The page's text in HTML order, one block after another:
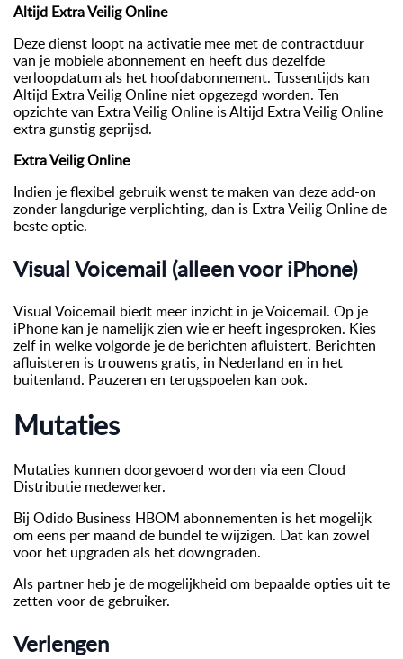
Altijd Extra Veilig Online
Deze dienst loopt na activatie mee met de contractduur
van je mobiele abonnement en heeft dus dezelfde
verloopdatum als het hoofdabonnement. Tussentijds kan
Altijd Extra Veilig Online niet opgezegd worden. Ten
opzichte van Extra Veilig Online is Altijd Extra Veilig Online
extra gunstig geprijsd.
Extra Veilig Online
Indien je flexibel gebruik wenst te maken van deze add-on
zonder langdurige verplichting, dan is Extra Veilig Online de
beste optie.
Visual Voicemail (alleen voor iPhone)
Visual Voicemail biedt meer inzicht in je Voicemail. Op je
iPhone kan je namelijk zien wie er heeft ingesproken. Kies
zelf in welke volgorde je de berichten afluistert. Berichten
afluisteren is trouwens gratis, in Nederland en in het
buitenland. Pauzeren en terugspoelen kan ook.
Mutaties
Mutaties kunnen doorgevoerd worden via een Cloud
Distributie medewerker.
Bij Odido Business HBOM abonnementen is het mogelijk
om eens per maand de bundel te wijzigen. Dat kan zowel
voor het upgraden als het downgraden.
Als partner heb je de mogelijkheid om bepaalde opties uit te
zetten voor de gebruiker.
Verlengen